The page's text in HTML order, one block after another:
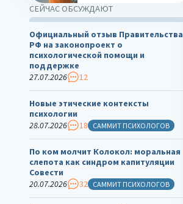
СЕЙЧАС ОБСУЖДАЮТ
Официальный отзыв Правительства
РФ на законопроект о
психологической помощи и
поддержке
27.07.2026
12
Новые этические контексты
психологии
28.07.2026
18 САММИТ ПСИХОЛОГОВ
По ком молчит Колокол: моральная
слепота как синдром капитуляции
Совести
20.07.2026
32 САММИТ ПСИХОЛОГОВ